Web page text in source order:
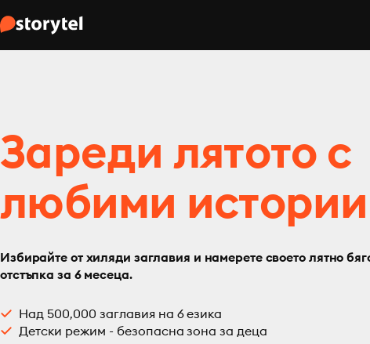
Зареди лятото с
любими истории
Избирайте от хиляди заглавия и намерете своето лятно
отстъпка за 6 месеца.
Над 500,000 заглавия на 6 езика
Детски режим - безопасна зона за деца